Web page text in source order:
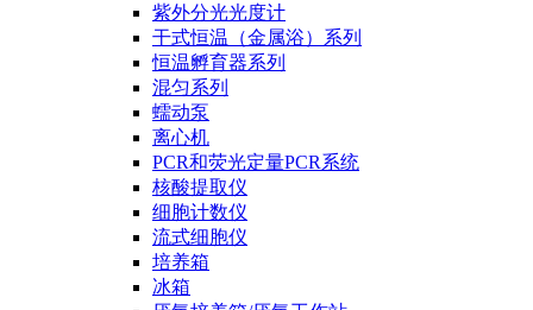
紫外分光光度计
干式恒温（金属浴）系列
恒温孵育器系列
混匀系列
蠕动泵
离心机
PCR和荧光定量PCR系统
核酸提取仪
细胞计数仪
流式细胞仪
培养箱
冰箱